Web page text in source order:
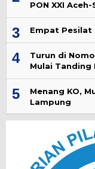
PON XXI
3 Empat Pesilat
4
Turun di
Mulai Tanding
5
Menang KO,
Lampung